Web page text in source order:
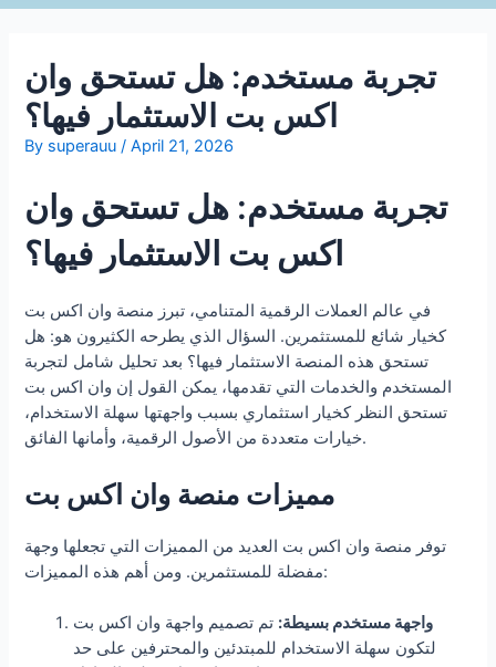
تجربة مستخدم: هل تستحق وان
اكس بت الاستثمار فيها؟
By superauu/April 21, 2026
تجربة مستخدم: هل تستحق وان
اكس بت الاستثمار فيها؟
في عالم العملات الرقمية المتنامي، تبرز منصة وان اكس بت
كخيار شائع للمستثمرين. السؤال الذي يطرحه الكثيرون هو: هل
تستحق هذه المنصة الاستثمار فيها؟ بعد تحليل شامل لتجربة
المستخدم والخدمات التي تقدمها، يمكن القول إن وان اكس بت
تستحق النظر كخيار استثماري بسبب واجهتها سهلة الاستخدام،
خيارات متعددة من الأصول الرقمية، وأمانها الفائق.
مميزات منصة وان اكس بت
توفر منصة وان اكس بت العديد من المميزات التي تجعلها وجهة
مفضلة للمستثمرين. ومن أهم هذه المميزات:
واجهة مستخدم بسيطة: تم تصميم واجهة وان اكس بت
لتكون سهلة الاستخدام للمبتدئين والمحترفين على حد